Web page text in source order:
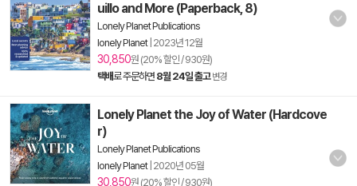
uillo and More (Paperback, 8)
Lonely Planet Publications
lonely Planet| 2023년 12월
30,850원 (20% 할인 / 930원)
택배로 주문하면 8월 24일 출고 변경
Lonely Planet the Joy of Water (Hardcove
r)
Lonely Planet Publications
lonely Planet| 2020년 05월
30,850원 (20% 할인 / 930원)